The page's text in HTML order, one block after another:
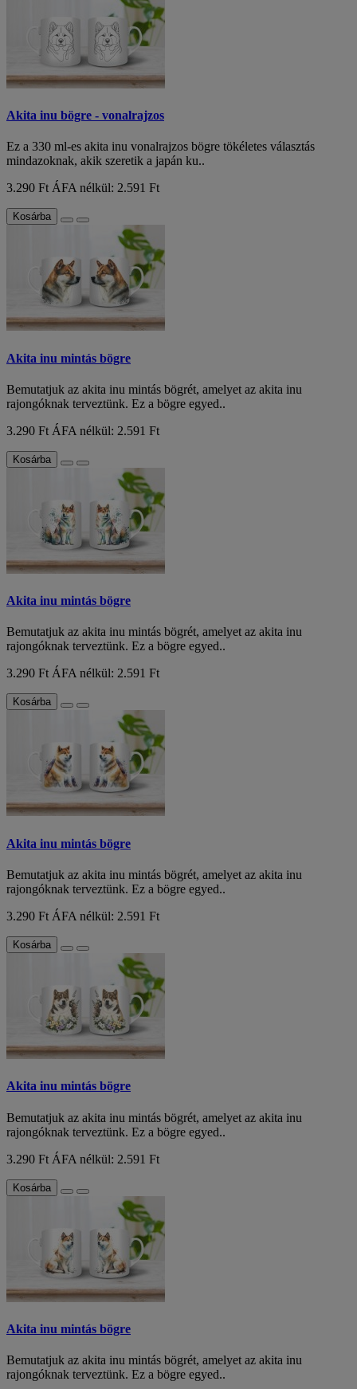
Akita inu bögre - vonalrajzos
Ez a 330 ml-es akita inu vonalrajzos bögre tökéletes választás
mindazoknak, akik szeretik a japán ku..
3.290 Ft ÁFA nélkül: 2.591 Ft
Kosárba
Akita inu mintás bögre
Bemutatjuk az akita inu mintás bögrét, amelyet az akita inu
rajongóknak terveztünk. Ez a bögre egyed..
3.290 Ft ÁFA nélkül: 2.591 Ft
Kosárba
Akita inu mintás bögre
Bemutatjuk az akita inu mintás bögrét, amelyet az akita inu
rajongóknak terveztünk. Ez a bögre egyed..
3.290 FtÁFA nélkül: 2.591 Ft
Kosárba
Akita inu mintás bögre
Bemutatjuk az akita inu mintás bögrét, amelyet az akita inu
rajongóknak terveztünk. Ez a bögre egyed..
3.290 Ft ÁFA nélkül: 2.591 Ft
Kosárba
Akita inu mintás bögre
Bemutatjuk az akita inu mintás bögrét, amelyet az akita inu
rajongóknak terveztünk. Ez a bögre egyed..
3.290 Ft ÁFA nélkül: 2.591 Ft
Kosárba
Akita inu mintás bögre
Bemutatjuk az akita inu mintás bögrét, amelyet az akita inu
rajongóknak terveztünk. Ez a bögre egyed..